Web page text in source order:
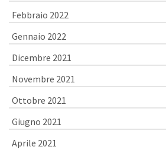
Febbraio 2022
Gennaio 2022
Dicembre 2021
Novembre 2021
Ottobre 2021
Giugno 2021
Aprile 2021